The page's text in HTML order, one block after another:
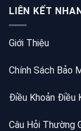
LIÊN KẾT
Giới Thiệu
Chính Sách Bảo
Điều Khoản Điều
Câu Hỏi Thường